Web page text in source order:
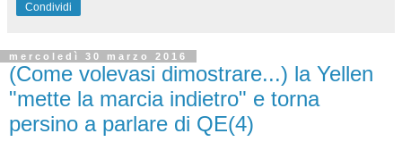
Condividi
mercoledì 30 marzo 2016
(Come volevasi dimostrare...) la Yellen
"mette la marcia indietro" e torna
persino a parlare di QE(4)